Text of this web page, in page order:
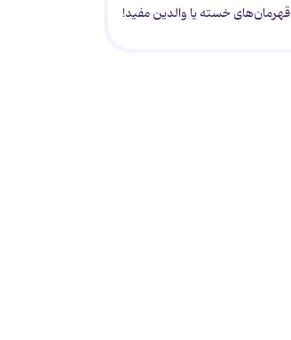
قهرمان‌های خسته یا والدین مفید!